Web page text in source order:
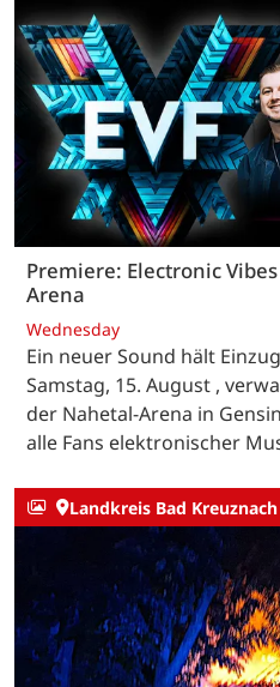
Premiere: Electronic
Arena
Wednesday
Ein neuer Sound hält
Samstag, 15. August ,
der Nahetal-Arena in
alle Fans elektronischer
Landkreis Bad Kreuznach